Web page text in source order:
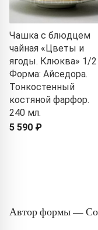
Чашка с блюдцем
чайная «Цветы и
ягоды. Клюква» 1/2
Форма: Айседора.
Тонкостенный
костяной фарфор.
240 мл.
5 590 ₽
Автор формы —